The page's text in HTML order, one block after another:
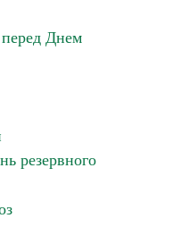
Днем
резервного